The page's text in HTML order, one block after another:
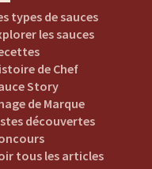
types de sauces
les sauces
de Chef
Story
de Marque
découvertes
tous les articles